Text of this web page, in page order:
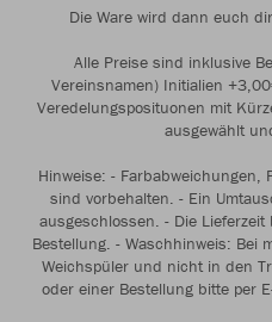
Die Ware wird dann euch
Alle Preise sind inklusive
Vereinsnamen) Initialien
Veredelungsposituonen mit
ausgewählt
Hinweise: -
sind vorbehalten. - Ein
ausgeschlossen. - Die
Bestellung. - Waschhinweis: Bei
Weichspüler und nicht in den
oder einer Bestellung bitte per